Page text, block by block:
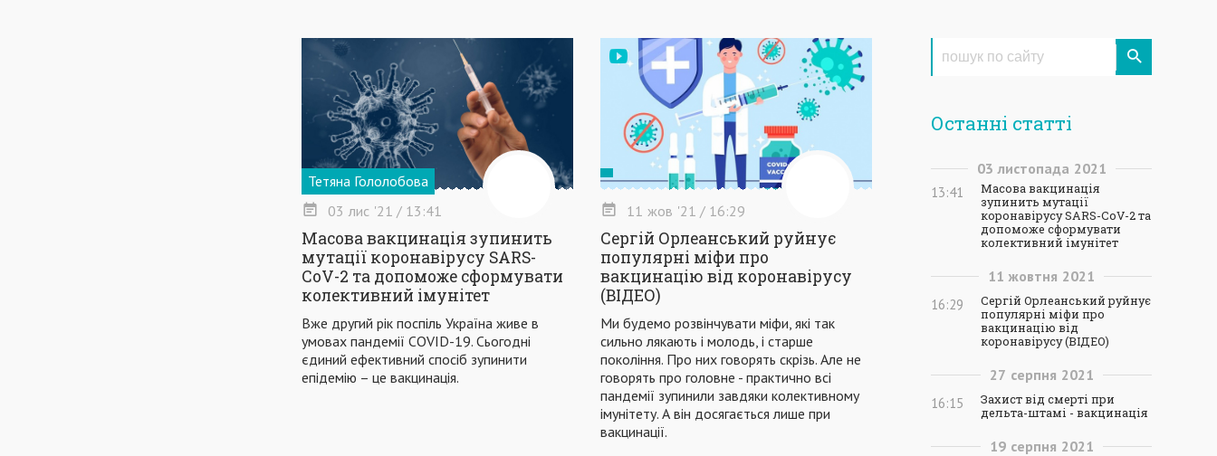
Тетяна Гололобова
03 лис '21 / 13:41
Масова вакцинація зупинить
мутації коронавірусу SARS-
CoV-2 та допоможе сформувати
колективний імунітет
Вже другий рік поспіль Україна живе в
умовах пандемії COVID-19. Сьогодні
єдиний ефективний спосіб зупинити
епідемію – це вакцинація.
11 жов '21 / 16:29
Сергій Орлеанський руйнує
популярні міфи про
вакцинацію від коронавірусу
(ВІДЕО)
Ми будемо розвінчувати міфи, які так
сильно лякають і молодь, і старше
покоління. Про них говорять скрізь. Але не
говорять про головне - практично всі
пандемії зупинили завдяки колективному
імунітету. А він досягається лише при
вакцинації.
Останні статті
03 листопада 2021
13:41
Масова вакцинація
зупинить мутації
коронавірусу SARS-CoV-2 та
допоможе сформувати
колективний імунітет
11 жовтня 2021
16:29
Сергій Орлеанський руйнує
популярні міфи про
вакцинацію від
коронавірусу (ВІДЕО)
27 серпня 2021
16:15
Захист від смерті при
дельта-штамі - вакцинація
19 серпня 2021